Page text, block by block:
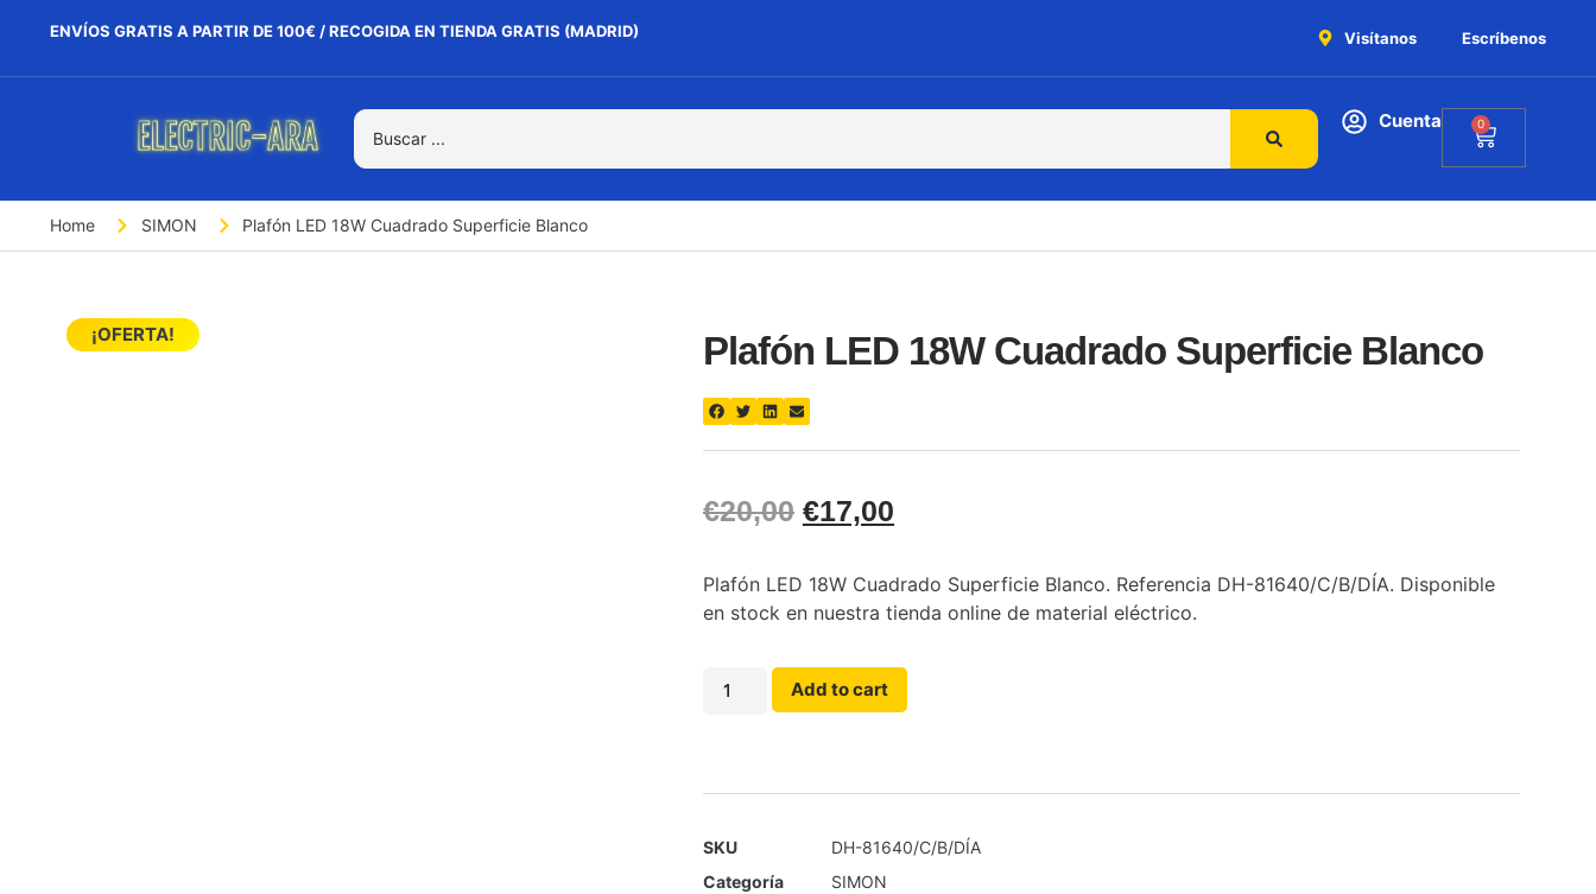
ENVÍOS GRATIS A PARTIR DE 100€ / RECOGIDA EN TIENDA GRATIS (MADRID) Visítanos Escríbenos
Cuenta 0
Home SIMON Plafón LED 18W Cuadrado Superficie Blanco
¡OFERTA! Plafón LED 18W Cuadrado Superficie Blanco
€20,00 €17,00
Plafón LED 18W Cuadrado Superficie Blanco. Referencia DH-81640/C/B/DÍA. Disponible
en stock en nuestra tienda online de material eléctrico.
Add to cart
SKU
DH-81640/C/B/DÍA
Categoría
SIMON